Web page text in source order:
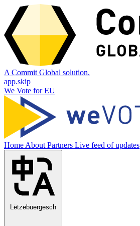
A Commit Global solution.
app.skip
We Vote for EU
Home About Partners Live feed of updates
Lëtzebuergesch